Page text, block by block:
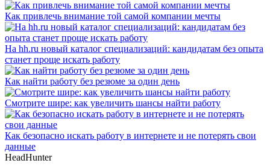
Как привлечь внимание той самой компании мечты
На hh.ru новый каталог специализаций: кандидатам без опыта
станет проще искать работу
Как найти работу без резюме за один день
Смотрите шире: как увеличить шансы найти работу
Как безопасно искать работу в интернете и не потерять свои
данные
HeadHunter